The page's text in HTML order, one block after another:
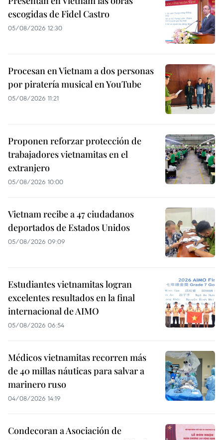
escogidas de Fidel Castro
05/08/2026 12:30
Procesan en Vietnam a dos personas
por piratería musical en YouTube
05/08/2026 11:21
Proponen reforzar protección de
trabajadores vietnamitas en el
extranjero
05/08/2026 10:00
Vietnam recibe a 47 ciudadanos
deportados de Estados Unidos
05/08/2026 09:09
Estudiantes vietnamitas logran
excelentes resultados en la final
internacional de AIMO
05/08/2026 06:54
Médicos vietnamitas recorren más
de 40 millas náuticas para salvar a
marinero ruso
04/08/2026 14:19
Condecoran a Asociación de